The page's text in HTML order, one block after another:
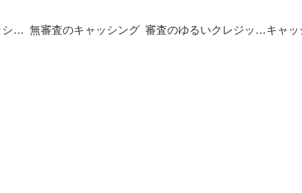
審査のゆるいキャッシングの一覧 無審査のキャッシング 審査のゆるいクレジットカードキャッシング枠